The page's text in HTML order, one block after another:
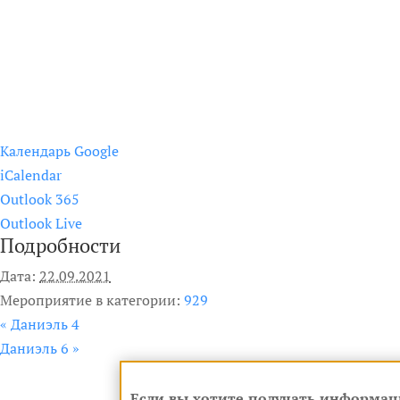
Календарь Google
iCalendar
Outlook 365
Outlook Live
Подробности
Дата: 22.09.2021
Мероприятие в категории: 929
« Даниэль 4
Даниэль 6 »